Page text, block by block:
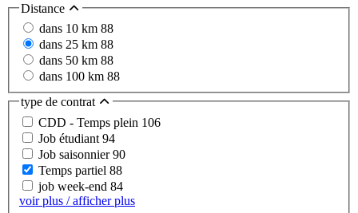
Distance
dans 10 km 88
dans 25 km 88
dans 50 km 88
dans 100 km 88
type de contrat
CDD - Temps plein 106
Job étudiant 94
Job saisonnier90
Temps partiel 88
job week-end 84
voir plus / afficher plus